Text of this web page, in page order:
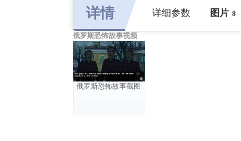
详情 详细参数 图片 8
俄罗斯恐怖故事视频
俄罗斯恐怖故事截图